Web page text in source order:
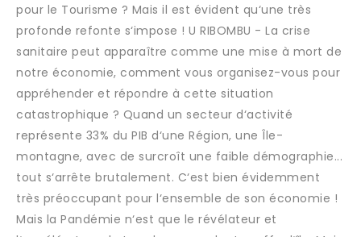
pour le Tourisme ? Mais il est évident qu‘une très
profonde refonte s‘impose ! U RIBOMBU - La crise
sanitaire peut apparaître comme une mise à mort de
notre économie, comment vous organisez-vous pour
appréhender et répondre à cette situation
catastrophique ? Quand un secteur d‘activité
représente 33% du PIB d‘une Région, une Île-
montagne, avec de surcroît une faible démographie...
tout s‘arrête brutalement. C‘est bien évidemment
très préoccupant pour l‘ensemble de son économie !
Mais la Pandémie n‘est que le révélateur et